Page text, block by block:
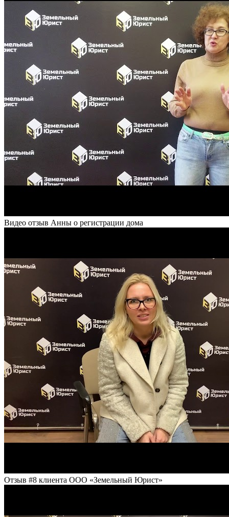
Видео отзыв Анны о регистрации дома
Отзыв #8 клиента ООО «Земельный Юрист»